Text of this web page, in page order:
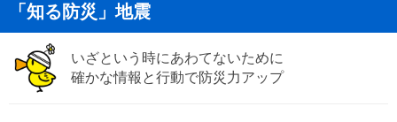
「知る防災」地震
いざという時にあわてないために
確かな情報と行動で防災力アップ